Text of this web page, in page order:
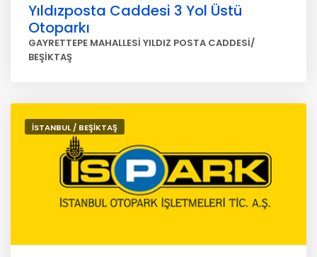
Yıldızposta Caddesi 3 Yol Üstü
Otoparkı
GAYRETTEPE MAHALLESİ YILDIZ POSTA CADDESİ/
BEŞİKTAŞ
İSTANBUL / BEŞİKTAŞ